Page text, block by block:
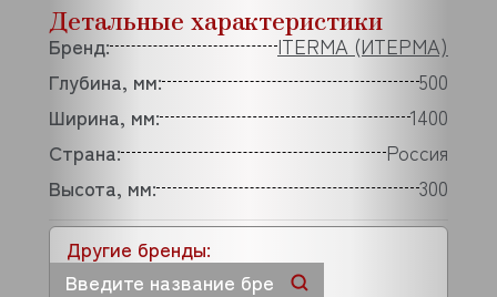
Другие бренды:
Детальные характеристики
Бренд:
ITERMA (ИТЕРМА)
Глубина, мм:
500
Ширина, мм:
1400
Страна:
Россия
Высота, мм:
300